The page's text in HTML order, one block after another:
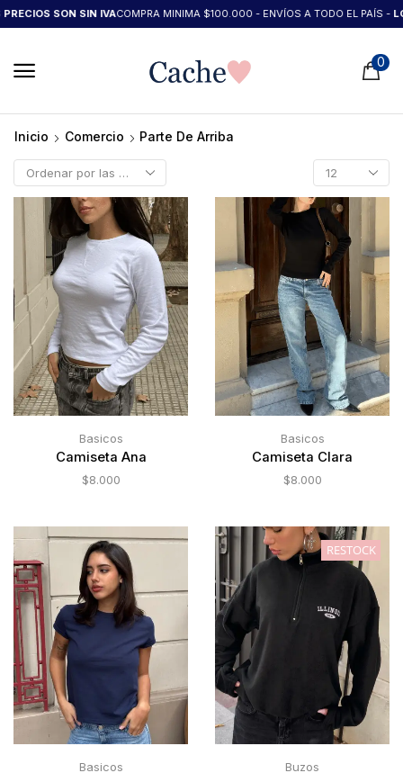
SON SIN IVACOMPRA MINIMA $100.000 - ENVÍOS A TODO EL PAÍS -LOS
0
Inicio Comercio Parte De Arriba
Basicos
Camiseta Ana
$8.000
Basicos
Camiseta Clara
$8.000
Basicos
RESTOCK
Buzos